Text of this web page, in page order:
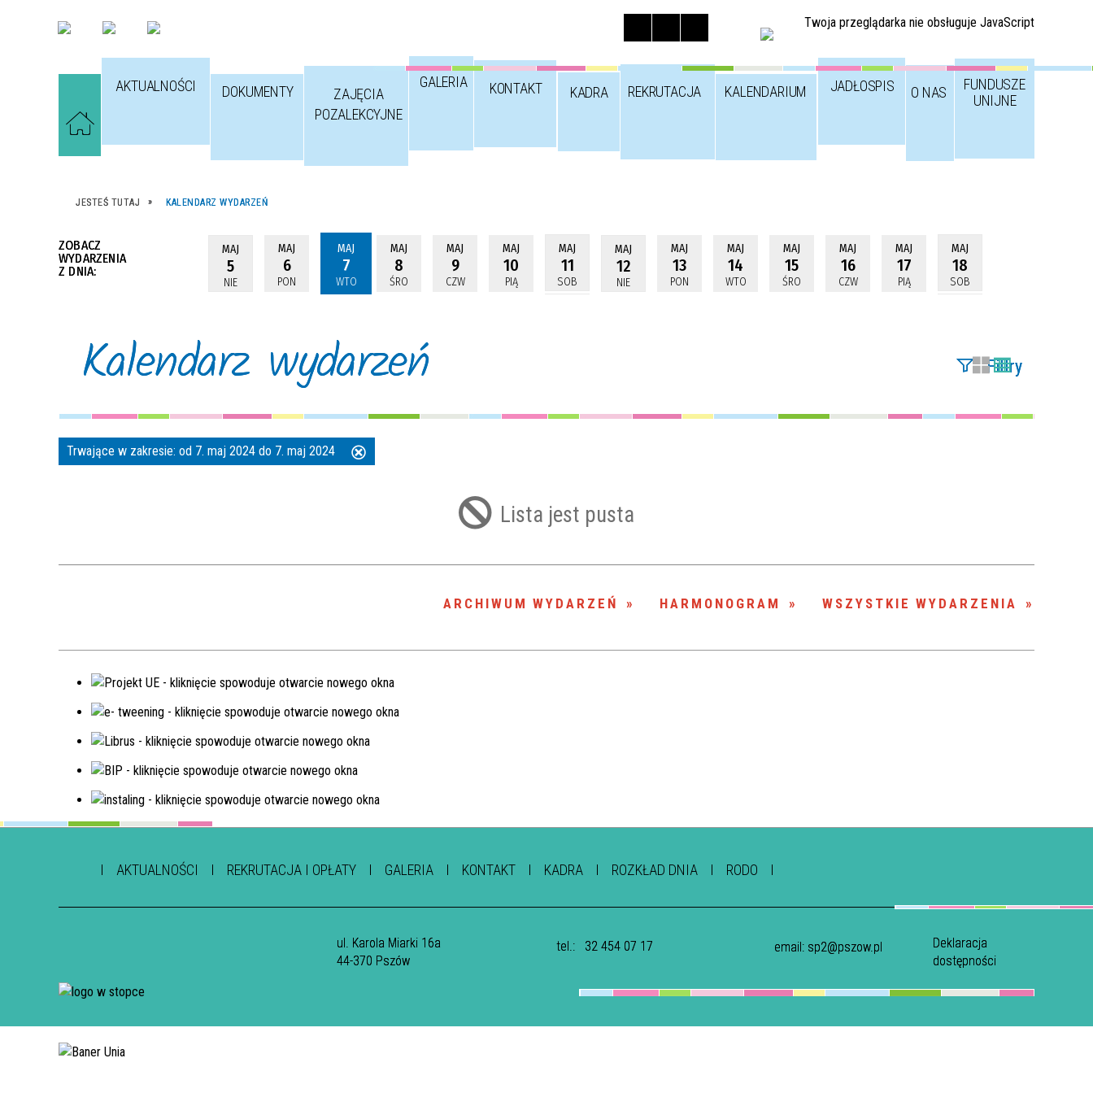
Twoja przeglądarka nie obsługuje JavaScript
AKTUALNOŚCI DOKUMENTY
ZAJĘCIA
POZALEKCYJNE
GALERIA KONTAKT KADRA REKRUTACJA KALENDARIUM JADŁOSPIS O NAS
FUNDUSZE
UNIJNE
JESTEŚ TUTAJ KALENDARZ WYDARZEŃ
ZOBACZ
WYDARZENIA
Z DNIA:
MAJ
5
NIE
MAJ
6
PON
MAJ
7
WTO
MAJ
8
ŚRO
MAJ
9
CZW
MAJ
10
PIĄ
MAJ
11
SOB
MAJ
12
NIE
MAJ
13
PON
MAJ
14
WTO
MAJ
15
ŚRO
MAJ
16
CZW
MAJ
17
PIĄ
MAJ
18
SOB
Kalendarz wydarzeń Filtry
Szukana fraza
Miejsce
Organizator
Trwające w zakresie: od 7. maj 2024 do 7. maj 2024
Lista jest pusta
WSZYSTKIE WYDARZENIA
HARMONOGRAM
ARCHIWUM WYDARZEŃ
AKTUALNOŚCI REKRUTACJA I OPŁATY GALERIA KONTAKT KADRA ROZKŁAD DNIA RODO
ul. Karola Miarki 16a
44-370 Pszów
tel.: 32 454 07 17 email: sp2@pszow.pl
Deklaracja
dostępności